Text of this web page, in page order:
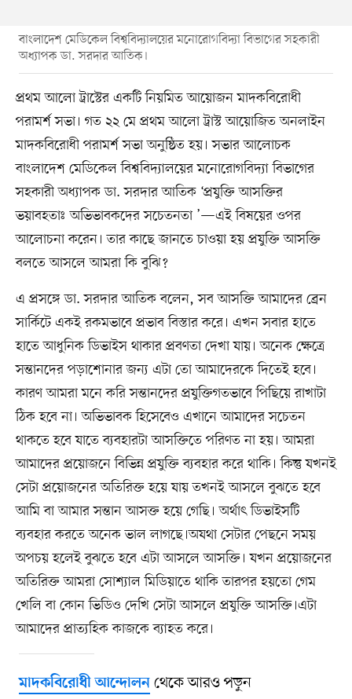
বাংলাদেশ মেডিকেল বিশ্ববিদ্যালয়ের মনোরোগবিদ্যা বিভাগের সহকারী
অধ্যাপক ডা. সরদার আতিক।
প্রথম আলো ট্রাস্টের একটি নিয়মিত আয়োজন মাদকবিরোধী
পরামর্শ সভা। গত ২২ মে প্রথম আলো ট্রাস্ট আয়োজিত অনলাইন
মাদকবিরোধী পরামর্শ সভা অনুষ্ঠিত হয়। সভার আলোচক
বাংলাদেশ মেডিকেল বিশ্ববিদ্যালয়ের মনোরোগবিদ্যা বিভাগের
সহকারী অধ্যাপক ডা. সরদার আতিক ‘প্রযুক্তি আসক্তির
ভয়াবহতাঃ অভিভাবকদের সচেতনতা ’—এই বিষয়ের ওপর
আলোচনা করেন। তার কাছে জানতে চাওয়া হয় প্রযুক্তি আসক্তি
বলতে আসলে আমরা কি বুঝি?
এ প্রসঙ্গে ডা. সরদার আতিক বলেন, সব আসক্তি আমাদের ব্রেন
সার্কিটে একই রকমভাবে প্রভাব বিস্তার করে। এখন সবার হাতে
হাতে আধুনিক ডিভাইস থাকার প্রবণতা দেখা যায়। অনেক ক্ষেত্রে
সন্তানদের পড়াশোনার জন্য এটা তো আমাদেরকে দিতেই হবে।
কারণ আমরা মনে করি সন্তানদের প্রযুক্তিগতভাবে পিছিয়ে রাখাটা
ঠিক হবে না। অভিভাবক হিসেবেও এখানে আমাদের সচেতন
থাকতে হবে যাতে ব্যবহারটা আসক্তিতে পরিণত না হয়। আমরা
আমাদের প্রয়োজনে বিভিন্ন প্রযুক্তি ব্যবহার করে থাকি। কিন্তু যখনই
সেটা প্রয়োজনের অতিরিক্ত হয়ে যায় তখনই আসলে বুঝতে হবে
আমি বা আমার সন্তান আসক্ত হয়ে গেছি। অর্থাৎ ডিভাইসটি
ব্যবহার করতে অনেক ভাল লাগছে।অযথা সেটার পেছনে সময়
অপচয় হলেই বুঝতে হবে এটা আসলে আসক্তি। যখন প্রয়োজনের
অতিরিক্ত আমরা সোশ্যাল মিডিয়াতে থাকি তারপর হয়তো গেম
খেলি বা কোন ভিডিও দেখি সেটা আসলে প্রযুক্তি আসক্তি।এটা
আমাদের প্রাত্যহিক কাজকে ব্যাহত করে।
মাদকবিরোধী আন্দোলনথেকে আরও পড়ুন